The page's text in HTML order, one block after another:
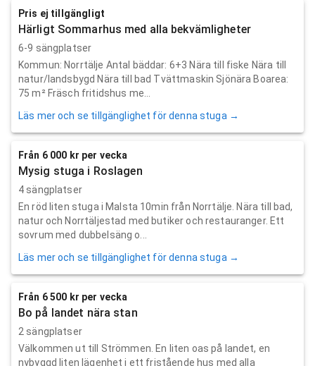
Pris ej tillgängligt
Härligt Sommarhus med alla bekvämligheter
6-9 sängplatser
Kommun: Norrtälje Antal bäddar: 6+3 Nära till fiske Nära till
natur/landsbygd Nära till bad Tvättmaskin Sjönära Boarea:
75 m² Fräsch fritidshus me...
Läs mer och se tillgänglighet för denna stuga →
Från 6 000 kr per vecka
Mysig stuga i Roslagen
4 sängplatser
En röd liten stuga i Malsta 10min från Norrtälje. Nära till bad,
natur och Norrtäljestad med butiker och restauranger. Ett
sovrum med dubbelsäng o...
Läs mer och se tillgänglighet för denna stuga →
Från 6 500 kr per vecka
Bo på landet nära stan
2 sängplatser
Välkommen ut till Strömmen. En liten oas på landet, en
nybyggd liten lägenhet i ett fristående hus med alla